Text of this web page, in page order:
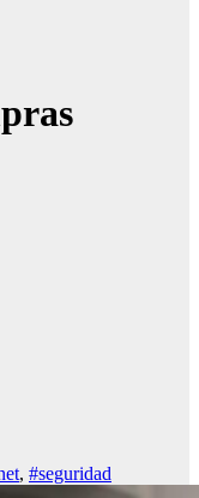
, #seguridad